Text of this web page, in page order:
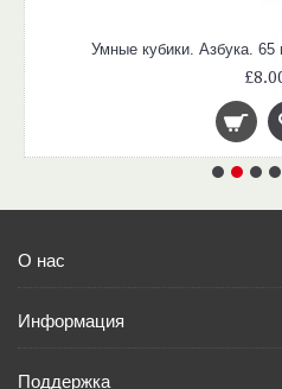
Умные кубики. Азбука. 65
О нас
Информация
Поддержка